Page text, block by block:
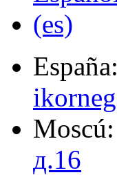
España:
Moscú:
д.16